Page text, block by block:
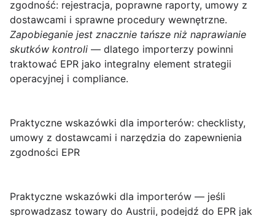
zgodność: rejestracja, poprawne raporty, umowy z
dostawcami i sprawne procedury wewnętrzne.
Zapobieganie jest znacznie tańsze niż naprawianie
skutków kontroli — dlatego importerzy powinni
traktować EPR jako integralny element strategii
operacyjnej i compliance.
Praktyczne wskazówki dla importerów: checklisty,
umowy z dostawcami i narzędzia do zapewnienia
zgodności EPR
Praktyczne wskazówki dla importerów — jeśli
sprowadzasz towary do Austrii, podejdź do EPR jak